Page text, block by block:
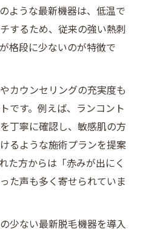
ような最新機器は、低温で
するため、従来の強い熱刺
格段に少ないのが特徴で
カウンセリングの充実度も
です。例えば、ランコント
丁寧に確認し、敏感肌の方
るような施術プランを提案
た方からは「赤みが出にく
た声も多く寄せられていま
少ない最新脱毛機器を導入